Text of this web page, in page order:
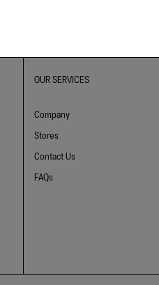
OUR SERVICES
Company
Stores
Contact Us
FAQs